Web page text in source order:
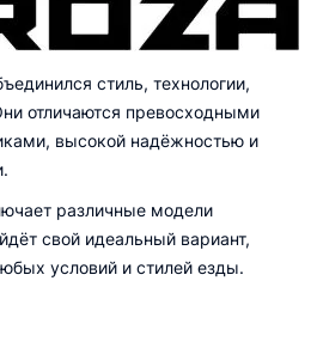
стиль, технологии,
отличаются превосходными
высокой надёжностью и
различные модели
свой идеальный вариант,
условий и стилей езды.